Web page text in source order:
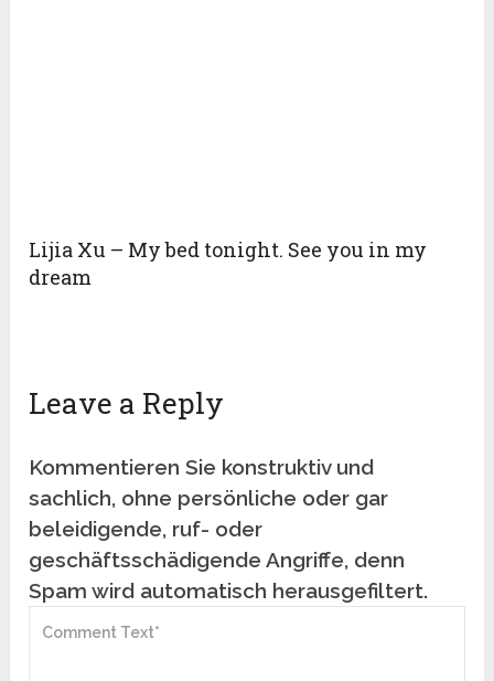
Lijia Xu – My bed tonight. See you in my
dream
Leave a Reply
Kommentieren Sie konstruktiv und
sachlich, ohne persönliche oder gar
beleidigende, ruf- oder
geschäftsschädigende Angriffe, denn
Spam wird automatisch herausgefiltert.